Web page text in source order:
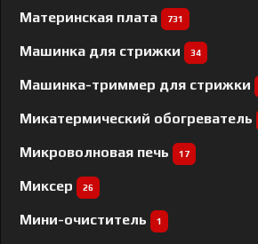
Материнская плата 731
Машинка для стрижки 34
Машинка-триммер для стрижки
Микатермический обогреватель
Микроволновая печь 17
Миксер 26
Мини-очиститель 1